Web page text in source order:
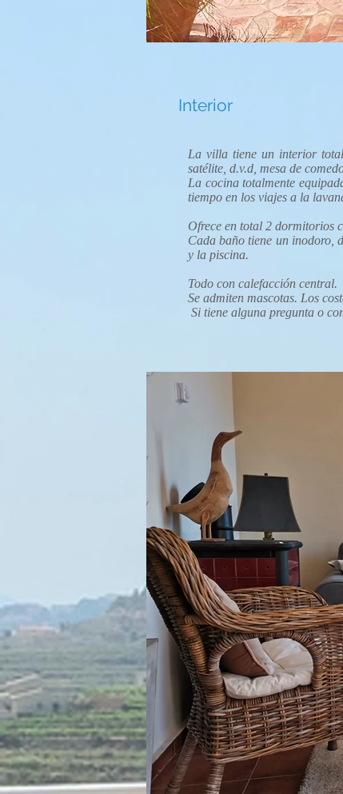
Interior
La villa tiene un interior
satélite, d.v.d, mesa de
La cocina totalmente
tiempo en los viajes a la
Ofrece en total 2 dormitorios
Cada baño tiene un inodoro,
y la piscina.
Todo con calefacción central.
Se admiten mascotas. Los
Si tiene alguna pregunta o